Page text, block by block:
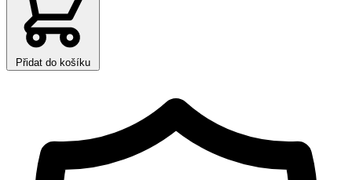
Přidat do košíku